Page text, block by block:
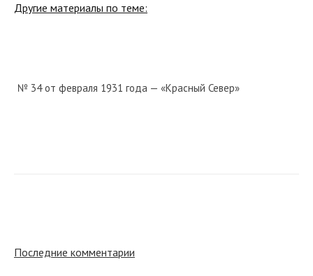
Другие материалы по теме:
№ 34 от февраля 1931 года — «Красный Север»
Последние комментарии